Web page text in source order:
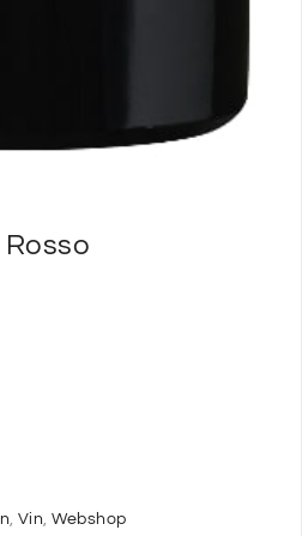
, Vin, Webshop